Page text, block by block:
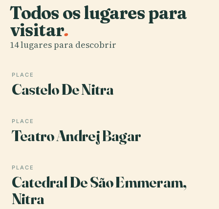
Todos os lugares para
visitar.
14 lugares para descobrir
PLACE
Castelo De Nitra
PLACE
Teatro Andrej Bagar
PLACE
Catedral De São Emmeram,
Nitra